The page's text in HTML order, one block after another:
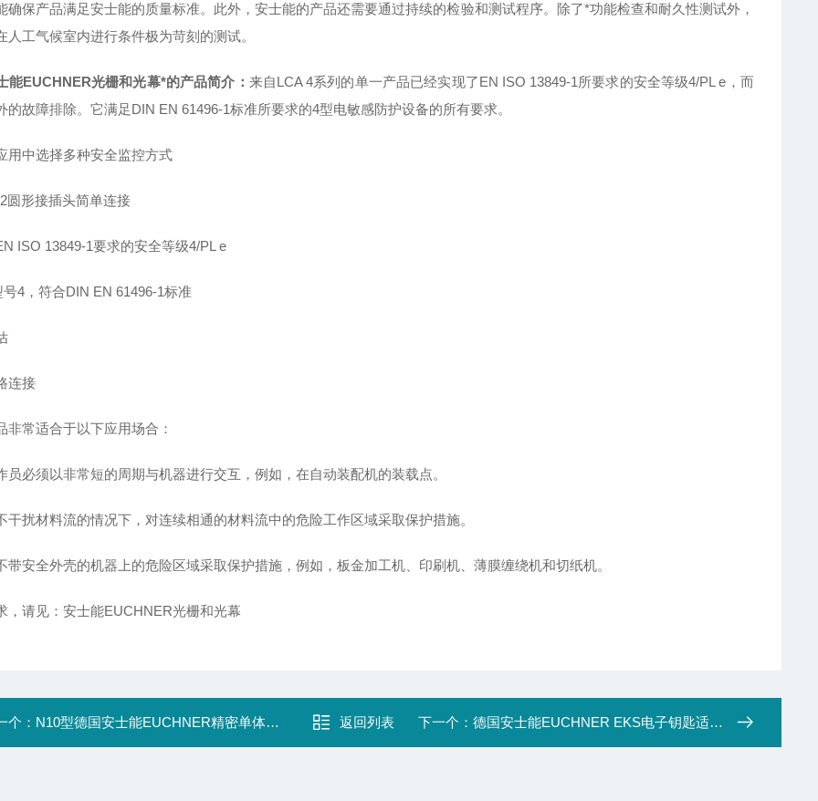
确保产品满足安士能的质量标准。此外，安士能的产品还需要通过持续的检验和测试程序。除了*功能检查和耐久性测试外，
人工气候室内进行条件极为苛刻的测试。
能EUCHNER光栅和光幕*的产品简介 ： 来自LCA 4系列的单一产品已经实现了EN ISO 13849-1所要求的安全等级4/PL e，而
的故障排除。它满足DIN EN 61496-1标准所要求的4型电敏感防护设备的所有要求。
用中选择多种安全监控方式
圆形接插头简单连接
ISO 13849-1要求的安全等级4/PL e
4，符合DIN EN 61496-1标准
连接
非常适合于以下应用场合：
员必须以非常短的周期与机器进行交互，例如，在自动装配机的装载点。
干扰材料流的情况下，对连续相通的材料流中的危险工作区域采取保护措施。
带安全外壳的机器上的危险区域采取保护措施，例如，板金加工机、印刷机、薄膜缠绕机和切纸机。
，请见：安士能EUCHNER光栅和光幕
个： N10型德国安士能EUCHNER精密单体行程开关进口 返回列表 下一个： 德国安士能EUCHNER EKS电子钥匙适配器